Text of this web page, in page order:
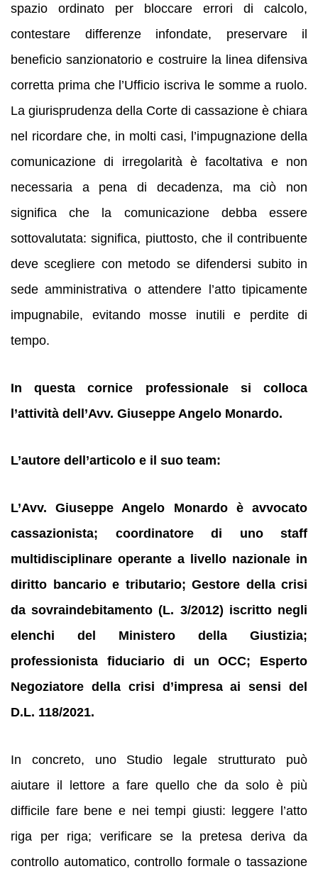
spazio ordinato per bloccare errori di calcolo,
contestare differenze infondate, preservare il
beneficio sanzionatorio e costruire la linea difensiva
corretta prima che l’Ufficio iscriva le somme a ruolo.
La giurisprudenza della Corte di cassazione è chiara
nel ricordare che, in molti casi, l’impugnazione della
comunicazione di irregolarità è facoltativa e non
necessaria a pena di decadenza, ma ciò non
significa che la comunicazione debba essere
sottovalutata: significa, piuttosto, che il contribuente
deve scegliere con metodo se difendersi subito in
sede amministrativa o attendere l’atto tipicamente
impugnabile, evitando mosse inutili e perdite di
tempo.
In questa cornice professionale si colloca
l’attività dell’Avv. Giuseppe Angelo Monardo.
L’autore dell’articolo e il suo team:
L’Avv. Giuseppe Angelo Monardo è avvocato
cassazionista; coordinatore di uno staff
multidisciplinare operante a livello nazionale in
diritto bancario e tributario; Gestore della crisi
da sovraindebitamento (L. 3/2012) iscritto negli
elenchi del Ministero della Giustizia;
professionista fiduciario di un OCC; Esperto
Negoziatore della crisi d’impresa ai sensi del
D.L. 118/2021.
In concreto, uno Studio legale strutturato può
aiutare il lettore a fare quello che da solo è più
difficile fare bene e nei tempi giusti: leggere l’atto
riga per riga; verificare se la pretesa deriva da
controllo automatico, controllo formale o tassazione